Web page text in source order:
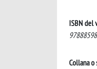
ISBN del
Collana o